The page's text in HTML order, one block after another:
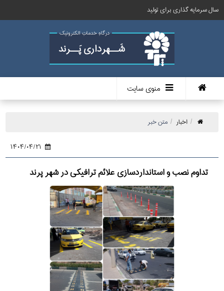
سال سرمایه گذاری برای تولید
درگاهِ خدماتِ الکترونیک
شَــهرداری پَــرند
منوی سایت
اخبار متن خبر
تداوم نصب و استانداردسازی علائم ترافیکی در شهر پرند